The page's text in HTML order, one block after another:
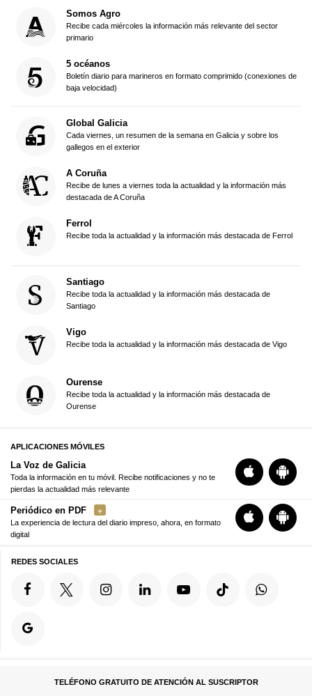
Somos Agro
Recibe cada miércoles la información más relevante del sector
primario
5 océanos
Boletín diario para marineros en formato comprimido (conexiones de
baja velocidad)
Global Galicia
Cada viernes, un resumen de la semana en Galicia y sobre los
gallegos en el exterior
A Coruña
Recibe de lunes a viernes toda la actualidad y la información más
destacada de A Coruña
Ferrol
Recibe toda la actualidad y la información más destacada de Ferrol
Santiago
Recibe toda la actualidad y la información más destacada de
Santiago
Vigo
Recibe toda la actualidad y la información más destacada de Vigo
Ourense
Recibe toda la actualidad y la información más destacada de
Ourense
APLICACIONES MÓVILES
La Voz de Galicia
Toda la información en tu móvil. Recibe notificaciones y no te
pierdas la actualidad más relevante
Periódico en PDF
La experiencia de lectura del diario impreso, ahora, en formato
digital
REDES SOCIALES
TELÉFONO GRATUITO DE ATENCIÓN AL SUSCRIPTOR